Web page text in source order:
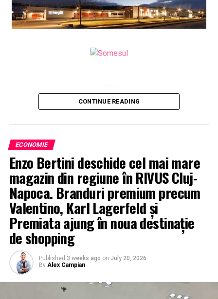
CONTINUE READING
ECONOMIE
Enzo Bertini deschide cel mai mare
magazin din regiune în RIVUS Cluj-
Napoca. Branduri premium precum
Valentino, Karl Lagerfeld și
Premiata ajung în noua destinație
de shopping
Published 3 weeks ago on July 20, 2026
By Alex Campian